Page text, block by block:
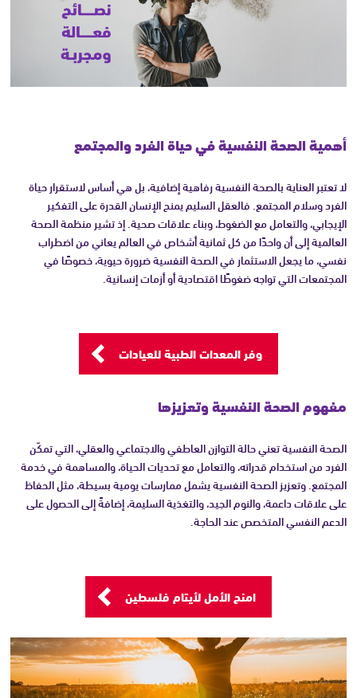
أهمية الصحة النفسية في حياة الفرد والمجتمع
لا تعتبر العناية بالصحة النفسية رفاهية إضافية، بل هي أساس لاستقرار حياة
الفرد وسلام المجتمع. فالعقل السليم يمنح الإنسان القدرة على التفكير
الإيجابي، والتعامل مع الضغوط، وبناء علاقات صحية. إذ تشير منظمة الصحة
العالمية إلى أن واحدًا من كل ثمانية أشخاص في العالم يعاني من اضطراب
نفسي، ما يجعل الاستثمار في الصحة النفسية ضرورة حيوية، خصوصًا في
المجتمعات التي تواجه ضغوطًا اقتصادية أو أزمات إنسانية.
وفر المعدات الطبية للعيادات
مفهوم الصحة النفسية وتعزيزها
الصحة النفسية تعني حالة التوازن العاطفي والاجتماعي والعقلي، التي تمكّن
الفرد من استخدام قدراته، والتعامل مع تحديات الحياة، والمساهمة في خدمة
المجتمع. وتعزيز الصحة النفسية يشمل ممارسات يومية بسيطة، مثل الحفاظ
على علاقات داعمة، والنوم الجيد، والتغذية السليمة، إضافةً إلى الحصول على
الدعم النفسي المتخصص عند الحاجة.
امنح الأمل لأيتام فلسطين